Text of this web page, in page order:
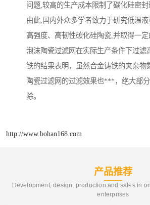
问题,较高的生产成本限制了碳化硅密封
由此,国内外众多学者致力于研究低温
高强度、高韧性碳化硅陶瓷,并取得一定
泡沫陶瓷过滤网在实际生产条件下过滤
铁的结果表明，虽然合金铸铁的夹杂物
陶瓷过滤网的过滤效果也***，绝大部
除。
http://www.bohan168.com
产品推荐
Development, design, production and sales in
enterprises